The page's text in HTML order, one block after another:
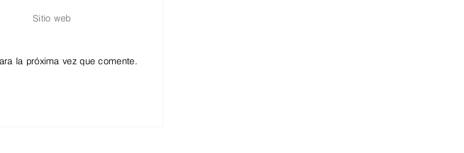
la próxima vez que comente.